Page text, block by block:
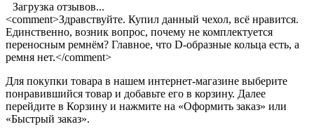
Загрузка отзывов...
<comment>Здравствуйте. Купил данный чехол, всё нравится.
Единственно, возник вопрос, почему не комплектуется
переносным ремнём? Главное, что D-образные кольца есть, а
ремня нет.</comment>
Для покупки товара в нашем интернет-магазине выберите
понравившийся товар и добавьте его в корзину. Далее
перейдите в Корзину и нажмите на «Оформить заказ» или
«Быстрый заказ».